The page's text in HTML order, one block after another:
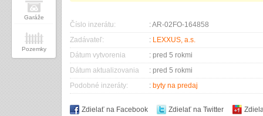
Číslo inzerátu:
: AR-02FO-164858
Zadávateľ:
: LEXXUS, a.s.
Dátum vytvorenia
: pred 5 rokmi
Dátum aktualizovania
: pred 5 rokmi
Podobné inzeráty:
: byty na predaj
Zdielať na Facebook Zdielať na Twitter
Garáže
Pozemky